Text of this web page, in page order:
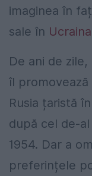
imaginea în
sale în
De ani de
îl
Rusia țaristă
după cel de-
1954. Dar a
preferințele